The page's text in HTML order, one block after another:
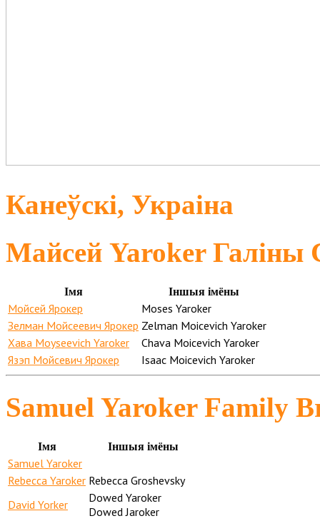
Канеўскі, Украіна
Майсей Yaroker Галіны
Імя Іншыя імёны
Мойсей Ярокер
Moses Yaroker
Зелман Мойсеевич Ярокер Zelman Moicevich Yaroker
Хава Moyseevich Yaroker
Chava Moicevich Yaroker
Язэп Мойсевич Ярокер
Isaac Moicevich Yaroker
Samuel Yaroker Family
Імя Іншыя імёны
Samuel Yaroker
Rebecca Yaroker Rebecca Groshevsky
David Yorker
Dowed Yaroker
Dowed Jaroker